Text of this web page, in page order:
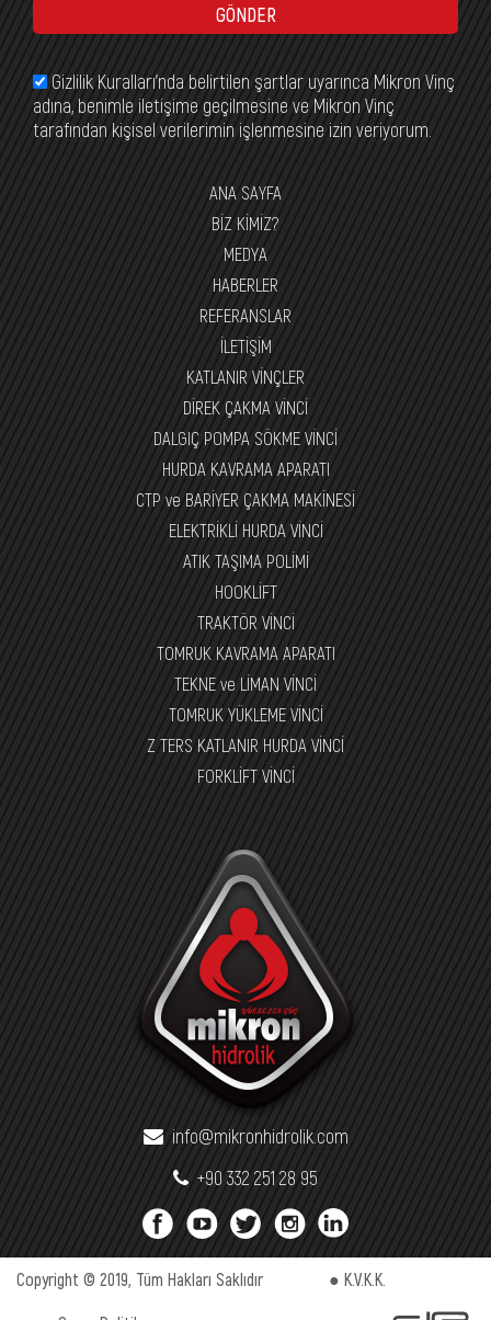
GÖNDER
Gizlilik Kuralları’nda belirtilen şartlar uyarınca Mikron Vinç
adına, benimle iletişime geçilmesine ve Mikron Vinç
tarafından kişisel verilerimin işlenmesine izin veriyorum.
ANA SAYFA
BİZ KİMİZ?
MEDYA
HABERLER
REFERANSLAR
İLETİŞİM
KATLANIR VİNÇLER
DİREK ÇAKMA VİNCİ
DALGIÇ POMPA SÖKME VİNCİ
HURDA KAVRAMA APARATI
CTP ve BARİYER ÇAKMA MAKİNESİ
ELEKTRİKLİ HURDA VİNCİ
ATIK TAŞIMA POLİMİ
HOOKLİFT
TRAKTÖR VİNCİ
TOMRUK KAVRAMA APARATI
TEKNE ve LİMAN VİNCİ
TOMRUK YÜKLEME VİNCİ
Z TERS KATLANIR HURDA VİNCİ
FORKLİFT VİNCİ
info@mikronhidrolik.com
+90 332 251 28 95
Copyright © 2019, Tüm Hakları Saklıdır ● K.V.K.K.